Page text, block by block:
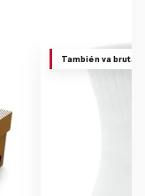
También va brutal